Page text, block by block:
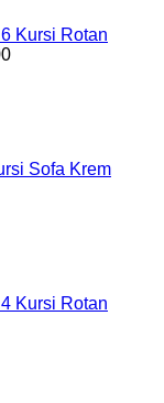
Kursi Rotan
Sofa Krem
Kursi Rotan